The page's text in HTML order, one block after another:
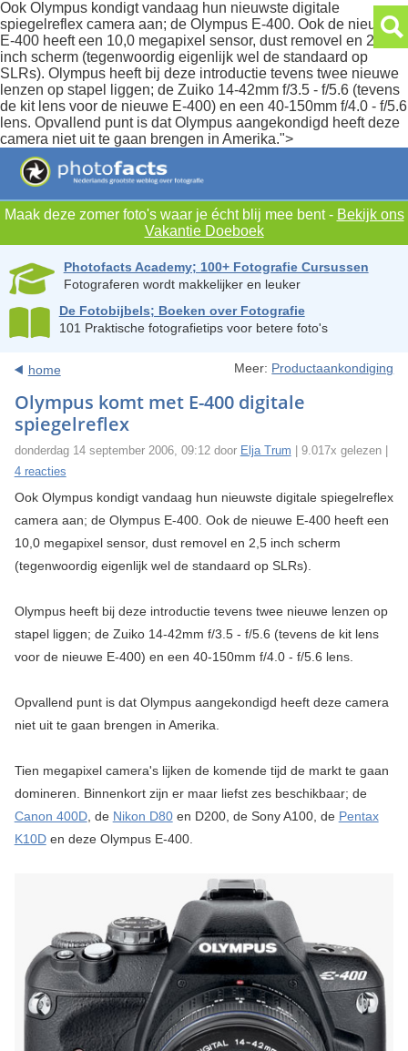
Ook Olympus kondigt vandaag hun nieuwste digitale
spiegelreflex camera aan; de Olympus E-400. Ook de nieuwe
E-400 heeft een 10,0 megapixel sensor, dust removel en 2,5
inch scherm (tegenwoordig eigenlijk wel de standaard op
SLRs). Olympus heeft bij deze introductie tevens twee nieuwe
lenzen op stapel liggen; de Zuiko 14-42mm f/3.5 - f/5.6 (tevens
de kit lens voor de nieuwe E-400) en een 40-150mm f/4.0 - f/5.6
lens. Opvallend punt is dat Olympus aangekondigd heeft deze
camera niet uit te gaan brengen in Amerika.">
Maak deze zomer foto's waar je écht blij mee bent - Bekijk ons
Vakantie Doeboek
Photofacts Academy; 100+ Fotografie Cursussen
Fotograferen wordt makkelijker en leuker
De Fotobijbels; Boeken over Fotografie
101 Praktische fotografietips voor betere foto's
home Meer: Productaankondiging
Olympus komt met E-400 digitale
spiegelreflex
donderdag 14 september 2006, 09:12 door Elja Trum | 9.017x gelezen |
4 reacties
Ook Olympus kondigt vandaag hun nieuwste digitale spiegelreflex
camera aan; de Olympus E-400. Ook de nieuwe E-400 heeft een
10,0 megapixel sensor, dust removel en 2,5 inch scherm
(tegenwoordig eigenlijk wel de standaard op SLRs).
Olympus heeft bij deze introductie tevens twee nieuwe lenzen op
stapel liggen; de Zuiko 14-42mm f/3.5 - f/5.6 (tevens de kit lens
voor de nieuwe E-400) en een 40-150mm f/4.0 - f/5.6 lens.
Opvallend punt is dat Olympus aangekondigd heeft deze camera
niet uit te gaan brengen in Amerika.
Tien megapixel camera's lijken de komende tijd de markt te gaan
domineren. Binnenkort zijn er maar liefst zes beschikbaar; de
Canon 400D, de Nikon D80en D200, de Sony A100, de Pentax
K10Den deze Olympus E-400.